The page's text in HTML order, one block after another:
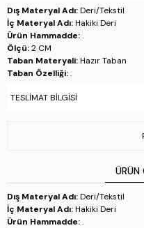
Dış Materyal Adı:Deri/Tekstil
İç Materyal Adı:Hakiki Deri
Ürün Hammadde:.
Ölçü:2 CM
Taban Materyali:Hazır Taban
Taban Özelliği:.
Üretim Yeri:İtalya
TESLIMAT BILGISI
ÜRÜN
Dış Materyal Adı:Deri/Tekstil
İç Materyal Adı:Hakiki Deri
Ürün Hammadde:.